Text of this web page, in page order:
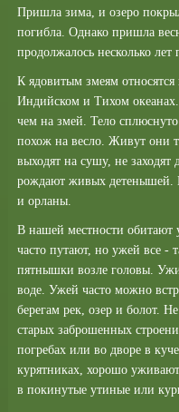
Пришла зима, и озеро
погибла. Однако пришла
продолжалось несколько лет
К ядовитым змеям
Индийском и Тихом
чем на змей. Тело
похож на весло. Живут они
выходят на сушу, не
рождают живых детенышей.
и орланы.
В нашей местности
часто путают, но ужей все -
пятнышки возле головы.
воде. Ужей часто можно
берегам рек, озер и болот.
старых заброшенных
погребах или во дворе в
курятниках, хорошо
в покинутые утиные или